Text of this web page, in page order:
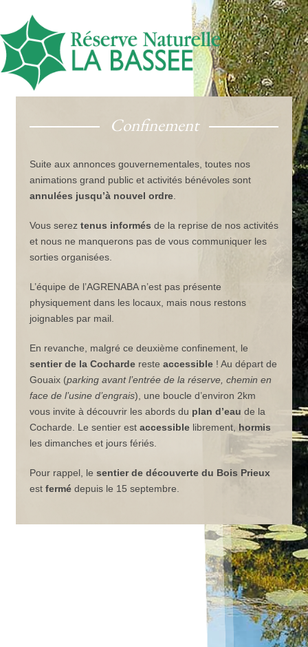
Confinement
Suite aux annonces gouvernementales, toutes nos
animations grand public et activités bénévoles sont
annulées jusqu’à nouvel ordre.
Vous serez tenus informés de la reprise de nos activités
et nous ne manquerons pas de vous communiquer les
sorties organisées.
L’équipe de l’AGRENABA n’est pas présente
physiquement dans les locaux, mais nous restons
joignables par mail.
En revanche, malgré ce deuxième confinement, le
sentier de la Cochardereste accessible! Au départ de
Gouaix (parking avant l’entrée de la réserve, chemin en
face de l’usine d’engrais), une boucle d’environ 2km
vous invite à découvrir les abords du plan d’eau de la
Cocharde. Le sentier est accessiblelibrement, hormis
les dimanches et jours fériés.
Pour rappel, le sentier de découverte du Bois Prieux
est fermédepuis le 15 septembre.